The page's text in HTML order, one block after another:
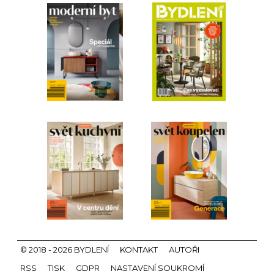
© 2018 - 2026 BYDLENÍ KONTAKT
AUTOŘI
RSS
TISK GDPR NASTAVENÍ SOUKROMÍ